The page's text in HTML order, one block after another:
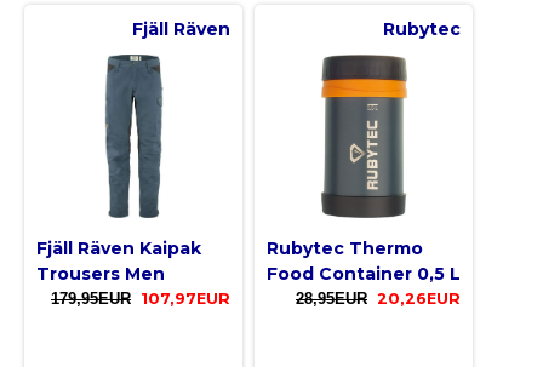
Fjäll Räven
Fjäll Räven Kaipak
Trousers Men
179,95EUR 107,97EUR
Rubytec
Rubytec Thermo
Food Container 0,5 L
28,95EUR 20,26EUR